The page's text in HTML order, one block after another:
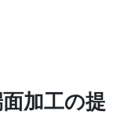
加工の提